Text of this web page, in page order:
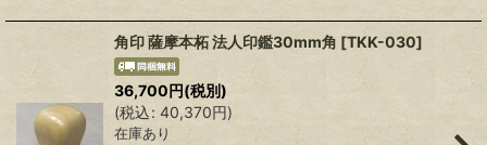
角印 薩摩本柘 法人印鑑30mm角 [TKK-030]
36,700円(税別)
(税込: 40,370円)
在庫あり